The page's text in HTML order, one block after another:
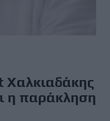
Χαλκιαδάκης
η παράκληση